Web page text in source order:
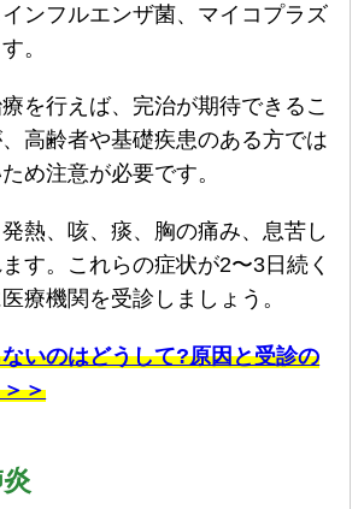
ンフルエンザ菌、マイコプラズ
。
を行えば、完治が期待できるこ
高齢者や基礎疾患のある方では
め注意が必要です。
熱、咳、痰、胸の痛み、息苦し
す。これらの症状が2〜3日続く
療機関を受診しましょう。
いのはどうして?原因と受診の
＞